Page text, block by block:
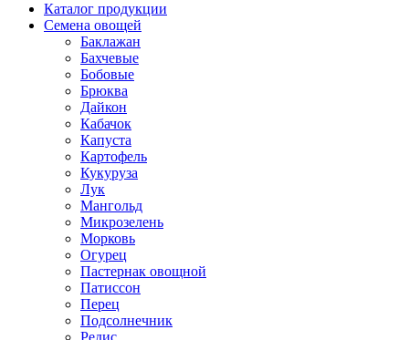
Каталог продукции
Семена овощей
Баклажан
Бахчевые
Бобовые
Брюква
Дайкон
Кабачок
Капуста
Картофель
Кукуруза
Лук
Мангольд
Микрозелень
Морковь
Огурец
Пастернак овощной
Патиссон
Перец
Подсолнечник